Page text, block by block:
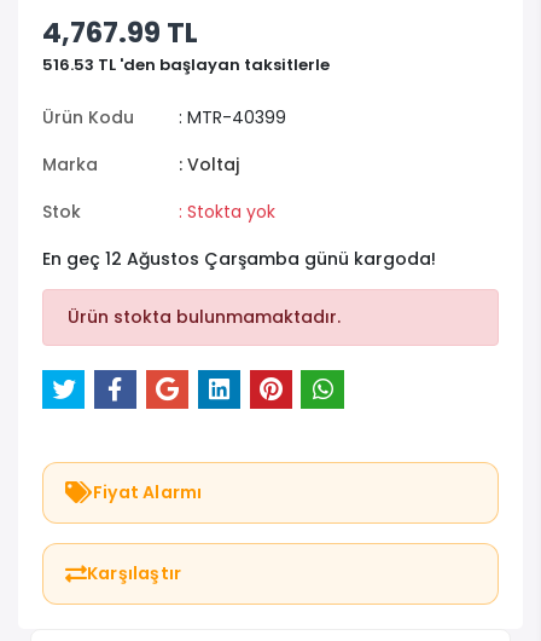
4,767.99 TL
516.53 TL 'den başlayan taksitlerle
Ürün Kodu
: MTR-40399
Marka
: Voltaj
Stok
: Stokta yok
En geç 12 Ağustos Çarşamba günü kargoda!
Ürün stokta bulunmamaktadır.
Fiyat Alarmı
Karşılaştır